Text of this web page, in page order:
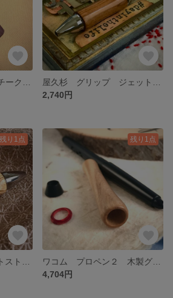
2,740円
残り1点 残り1点
4,704円